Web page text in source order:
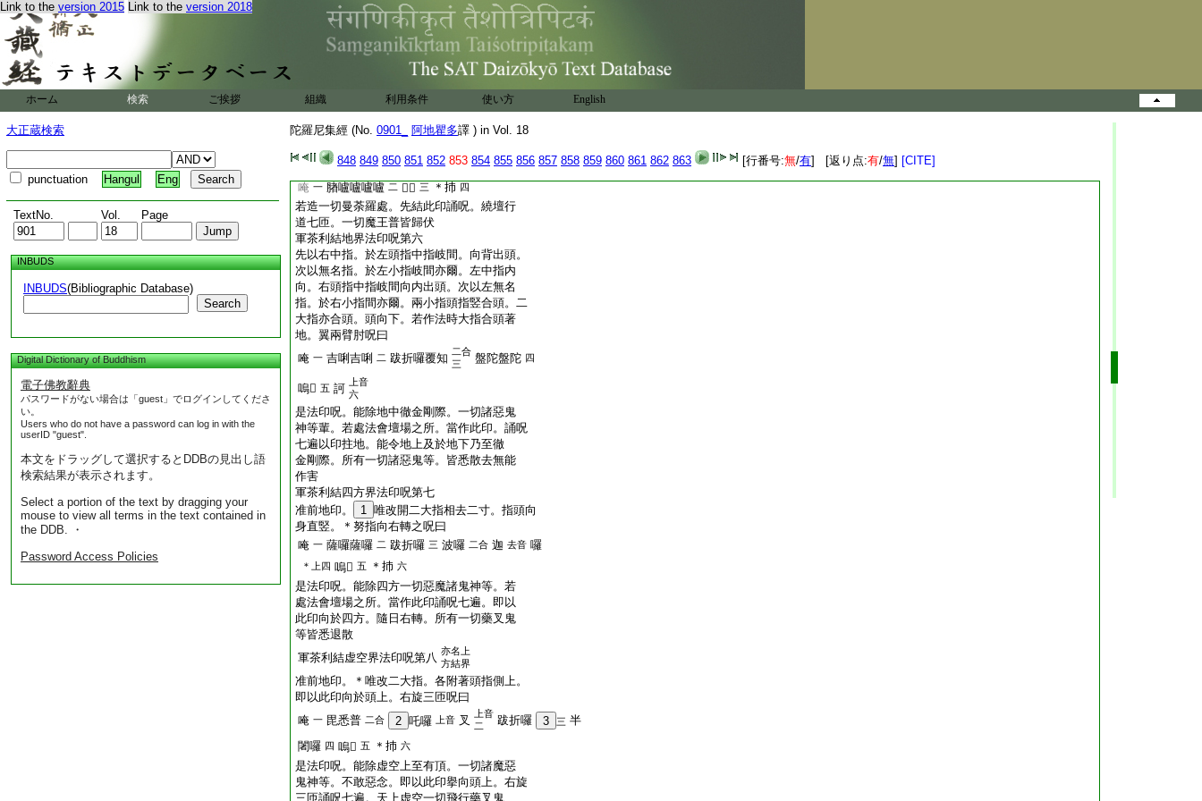
Link to the version 2015 Link to the version 2018
ホーム 検索 ご挨拶 組織 利用条件 使い方 English
大正蔵検索
punctuation Hangul Eng
TextNo. Vol. Page
INBUDS
INBUDS(Bibliographic Database)
Search
Digital Dictionary of Buddhism
電子佛教辭典
パスワードがない場合は「guest」でログインしてくださ
い。
Users who do not have a password can log in with the
userID "guest".
本文をドラッグして選択するとDDBの見出し語
検索結果が表示されます。
Select a portion of the text by dragging your
mouse to view all terms in the text contained in
the DDB. ・
Password Access Policies
陀羅尼集經 (No. 0901_ 阿地瞿多譯 ) in Vol. 18
848 849 850 851 852 853 854 855 856 857 858 859 860 861 862 863 [行番号:無/有] [返り点:有/無] [CITE]
所。皆須先作此印誦呪。一切諸惡悉即散去。
成辦諸事一無怖畏。猶如國王動止儀式。先
當辟除然後動止。
21 此亦如是。此印及呪。若
房内用印。向頭上右轉三匝。誦呪七遍。若作
壇時。作歩臂行。繞壇三匝。從外行之。先起右
脚次擧左脚。呪三七遍多誦亦好
軍茶利金剛一字降魔王印呪第五
背後相交。二中指直竪頭側相拄。二頭指鉤
二無名指頭。二大指捻二中指。頭齊。以二中
指大指頭。 22
拄頂上。面作瞋色呪曰
唵 一 䐗嚧嚧嚧嚧 二 𤙖𤙖 三 ＊㧊 四
若造一切曼荼羅處。先結此印誦呪。繞壇行
道七匝。一切魔王普皆歸伏
軍茶利結地界法印呪第六
先以右中指。於左頭指中指岐間。向背出頭。
次以無名指。於左小指岐間亦爾。左中指内
向。右頭指中指岐間向内出頭。次以左無名
指。於右小指間亦爾。兩小指頭指竪合頭。二
大指亦合頭。頭向下。若作法時大指合頭著
地。翼兩臂肘呪曰
唵 一 吉唎吉唎 二 跋折囉覆知 二合
三
盤陀盤陀 四
嗚𤙖 五 訶
上音
六
是法印呪。能除地中徹金剛際。一切諸惡鬼
神等輩。若處法會壇場之所。當作此印。誦呪
七遍以印拄地。能令地上及於地下乃至徹
金剛際。所有一切諸惡鬼等。皆悉散去無能
作害
軍茶利結四方界法印呪第七
准前地印。
1 唯改開二大指相去二寸。指頭向
身直竪。＊努指向右轉之呪曰
唵 一 薩囉薩囉 二 跋折囉 三 波囉 二合 迦 去音 囉
＊上四 嗚𤙖 五 ＊㧊 六
是法印呪。能除四方一切惡魔諸鬼神等。若
處法會壇場之所。當作此印誦呪七遍。即以
此印向於四方。隨日右轉。所有一切藥叉鬼
等皆悉退散
軍茶利結虚空界法印呪第八 亦名上
方結界
准前地印。＊唯改二大指。各附著頭指側上。
即以此印向於頭上。右旋三匝呪曰
唵 一 毘悉普 二合 2 吒囉 上音 叉
上音
二
跋折囉 3 三 半
闍囉 四 嗚𤙖 五 ＊㧊 六
是法印呪。能除虚空上至有頂。一切諸魔惡
鬼神等。不敢惡念。即以此印擧向頭上。右旋
三匝誦呪七遍。天上虚空一切飛行藥叉鬼